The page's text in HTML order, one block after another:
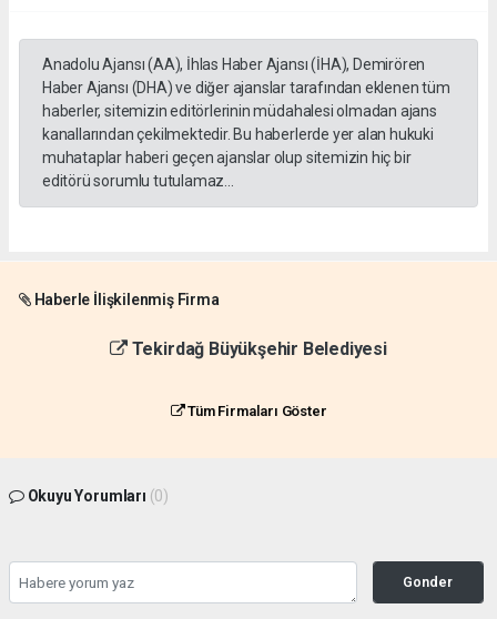
Anadolu Ajansı (AA), İhlas Haber Ajansı (İHA), Demirören
Haber Ajansı (DHA) ve diğer ajanslar tarafından eklenen tüm
haberler, sitemizin editörlerinin müdahalesi olmadan ajans
kanallarından çekilmektedir. Bu haberlerde yer alan hukuki
muhataplar haberi geçen ajanslar olup sitemizin hiç bir
editörü sorumlu tutulamaz...
Haberle İlişkilenmiş Firma
Tekirdağ Büyükşehir Belediyesi
Tüm Firmaları Göster
Okuyu Yorumları (0)
Gonder